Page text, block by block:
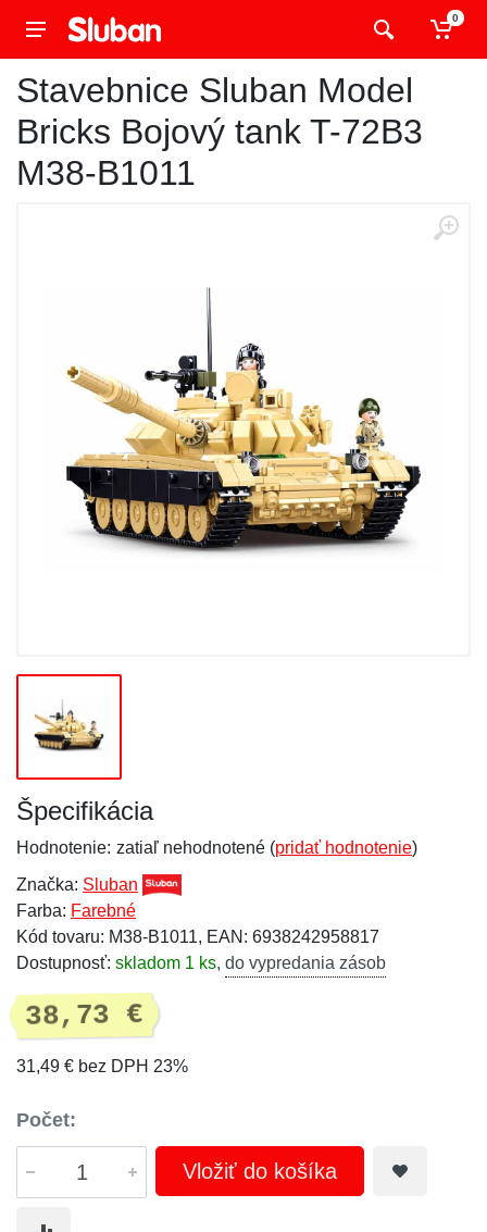
0
Stavebnice Sluban Model
Bricks Bojový tank T-72B3
M38-B1011
Špecifikácia
Hodnotenie: zatiaľ nehodnotené (pridať hodnotenie)
Značka: Sluban
Farba: Farebné
Kód tovaru: M38-B1011, EAN: 6938242958817
Dostupnosť: skladom 1 ks, do vypredania zásob
38,73 €
31,49 € bez DPH 23%
Počet:
Vložiť do košíka